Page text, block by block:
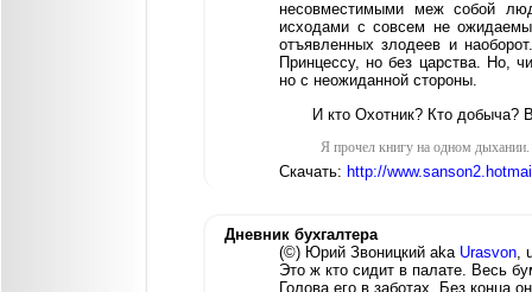
несовместимыми меж собой
исходами с совсем не
отъявленных злодеев и
Принцессу, но без царства. Но,
но с неожиданной стороны.
И кто Охотник? Кто добыча?
Я прочел книгу на одном дыхании.
Скачать: http://
Дневник бухгалтера
(©) Юрий Звоницкий aka Urasvon,
Это ж кто сидит в палате. Весь
Голова его в заботах. Без конца